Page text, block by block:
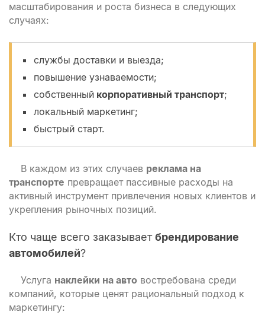
масштабирования и роста бизнеса в следующих
случаях:
службы доставки и выезда;
повышение узнаваемости;
собственныйкорпоративный транспорт;
локальный маркетинг;
быстрый старт.
В каждом из этих случаев реклама на
транспорте превращает пассивные расходы на
активный инструмент привлечения новых клиентов и
укрепления рыночных позиций.
Кто чаще всего заказываетбрендирование
автомобилей?
Услуга наклейки на авто востребована среди
компаний, которые ценят рациональный подход к
маркетингу: